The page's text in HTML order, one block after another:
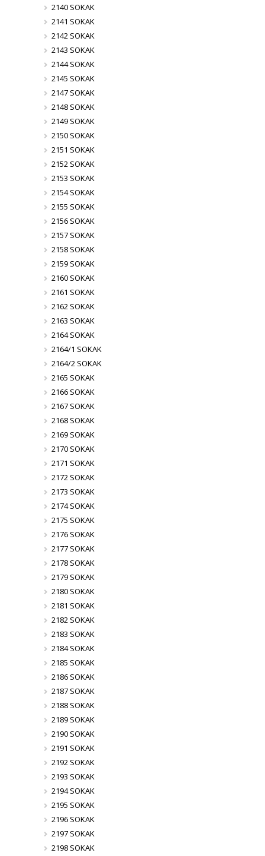
2140 SOKAK
2141 SOKAK
2142 SOKAK
2143 SOKAK
2144 SOKAK
2145 SOKAK
2147 SOKAK
2148 SOKAK
2149 SOKAK
2150 SOKAK
2151 SOKAK
2152 SOKAK
2153 SOKAK
2154 SOKAK
2155 SOKAK
2156 SOKAK
2157 SOKAK
2158 SOKAK
2159 SOKAK
2160 SOKAK
2161 SOKAK
2162 SOKAK
2163 SOKAK
2164 SOKAK
2164/1 SOKAK
2164/2 SOKAK
2165 SOKAK
2166 SOKAK
2167 SOKAK
2168 SOKAK
2169 SOKAK
2170 SOKAK
2171 SOKAK
2172 SOKAK
2173 SOKAK
2174 SOKAK
2175 SOKAK
2176 SOKAK
2177 SOKAK
2178 SOKAK
2179 SOKAK
2180 SOKAK
2181 SOKAK
2182 SOKAK
2183 SOKAK
2184 SOKAK
2185 SOKAK
2186 SOKAK
2187 SOKAK
2188 SOKAK
2189 SOKAK
2190 SOKAK
2191 SOKAK
2192 SOKAK
2193 SOKAK
2194 SOKAK
2195 SOKAK
2196 SOKAK
2197 SOKAK
2198 SOKAK